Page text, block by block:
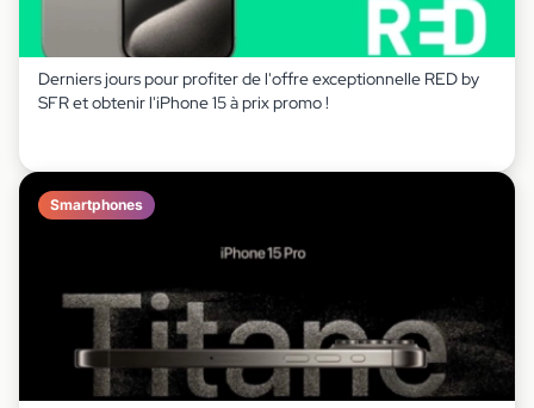
Derniers jours pour profiter de l'offre exceptionnelle RED by
SFR et obtenir l'iPhone 15 à prix promo !
Smartphones